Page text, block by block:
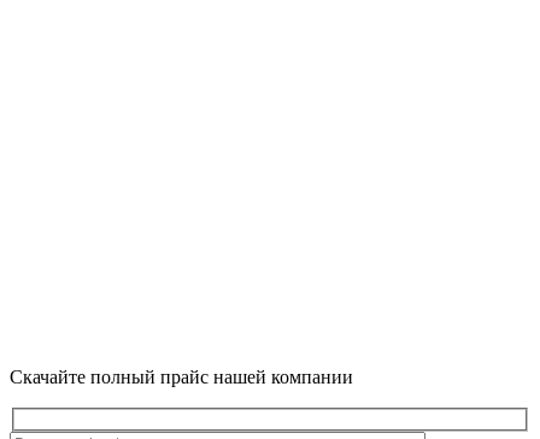
Скачайте полный прайс нашей компании